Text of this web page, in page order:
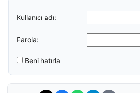
Kullanıcı adı:
Parola:
Beni hatırla